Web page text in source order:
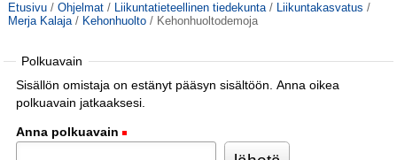
Etusivu / Ohjelmat / Liikuntatieteellinen tiedekunta / Liikuntakasvatus /
Merja Kalaja / Kehonhuolto / Kehonhuoltodemoja
Polkuavain
Sisällön omistaja on estänyt pääsyn sisältöön. Anna oikea
polkuavain jatkaaksesi.
Anna polkuavain